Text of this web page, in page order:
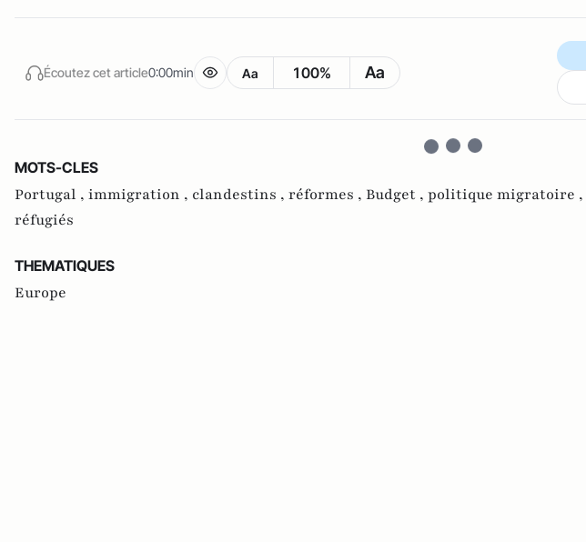
Écoutez cet article0:00min Aa 100% Aa
MOTS-CLES
Portugal , immigration , clandestins , réformes , Budget , politique migratoire ,
réfugiés
THEMATIQUES
Europe